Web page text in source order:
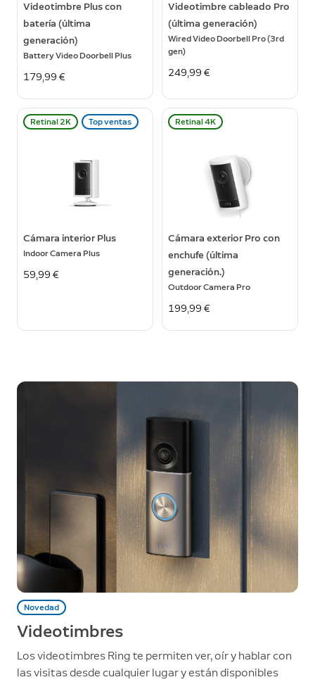
Videotimbre Plus con
batería (última
generación)
Battery Video Doorbell Plus
179,99 €
Videotimbre cableado Pro
(última generación)
Wired Video Doorbell Pro (3rd
gen)
249,99 €
Retinal 2K Top ventas
Cámara interior Plus
Indoor Camera Plus
59,99 €
Retinal 4K
Cámara exterior Pro con
enchufe (última
generación.)
Outdoor Camera Pro
199,99 €
Novedad
Videotimbres
Los videotimbres Ring te permiten ver, oír y hablar con
las visitas desde cualquier lugar y están disponibles